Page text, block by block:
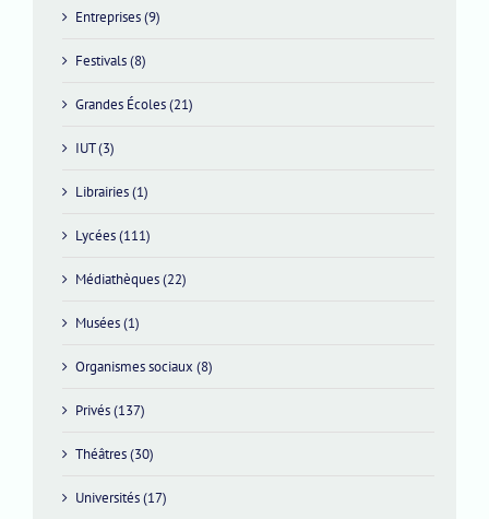
Entreprises (9)
Festivals (8)
Grandes Écoles (21)
IUT (3)
Librairies (1)
Lycées (111)
Médiathèques (22)
Musées (1)
Organismes sociaux (8)
Privés (137)
Théâtres (30)
Universités (17)